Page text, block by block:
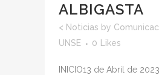
ALBIGASTA
< Noticias by
UNSE
0 Likes
INICIO13 de Abril de